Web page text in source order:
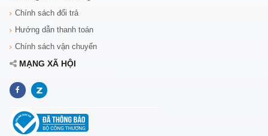
Chính sách đổi trả
Hướng dẫn thanh toán
Chính sách vận chuyển
MẠNG XÃ HỘI